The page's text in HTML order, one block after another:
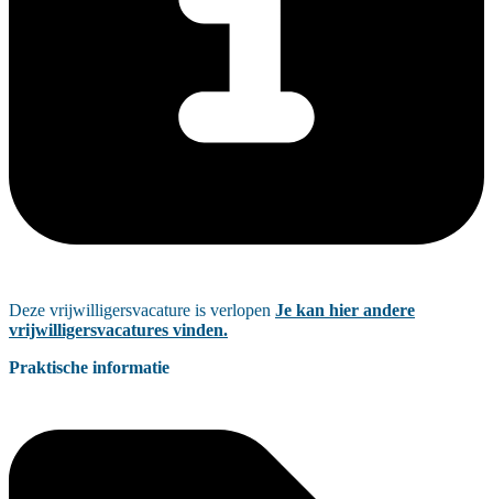
Deze vrijwilligersvacature is verlopen Je kan hier andere
vrijwilligersvacatures vinden.
Praktische informatie